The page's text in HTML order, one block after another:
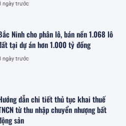
ngày trước
Ninh cho phân lô, bán nền 1.068 lô
tại dự án hơn 1.000 tỷ đồng
ngày trước
dẫn chi tiết thủ tục khai thuế
từ thu nhập chuyển nhượng bất
sản